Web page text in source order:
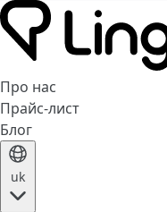
Про нас
Прайс-лист
Блог
uk